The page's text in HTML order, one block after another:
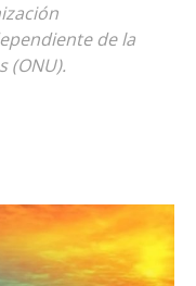
de la
(ONU).